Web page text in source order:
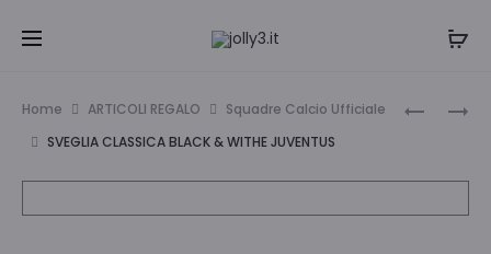
i
JUVE
P/PENNE
ALLA
FINE
Home ARTICOLI REGALO
Squadre Calcio Ufficiale
SVEGLIA CLASSICA BLACK & WITHE JUVENTUS